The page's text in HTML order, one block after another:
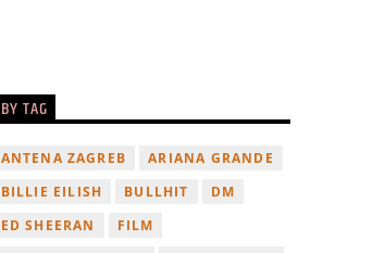
BY TAG
ANTENA ZAGREB
ARIANA GRANDE
BILLIE EILISH
BULLHIT
DM
ED SHEERAN
FILM